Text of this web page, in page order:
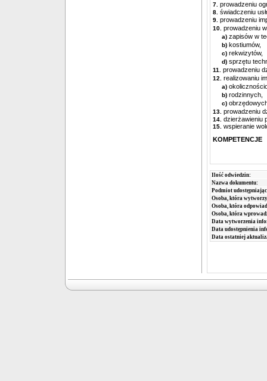
7. prowadzeniu
8. świadczeniu
9. prowadzeniu
10. prowadzeniu
a) zapisów w
b) kostiumów,
c) rekwizytów,
d) sprzętu
11. prowadzeniu
12. realizowaniu
a)
b) rodzinnych,
c)
13. prowadzeniu
14. dzierżawieniu
15. wspieranie
KOMPETENCJE
Ilość odwiedzin:
Nazwa dokumentu:
Podmiot
Osoba, która
Osoba, która
Osoba, która
Data wytworzenia
Data udostępnienia
Data ostatniej